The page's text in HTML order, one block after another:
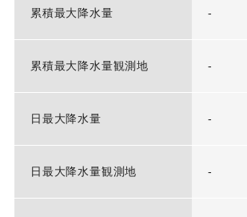
累積最大降水量 -
累積最大降水量観測地 -
日最大降水量 -
日最大降水量観測地 -